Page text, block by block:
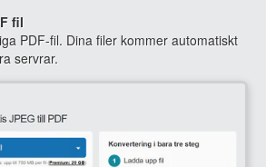
fil
PDF-fil. Dina filer kommer automatiskt
servrar.